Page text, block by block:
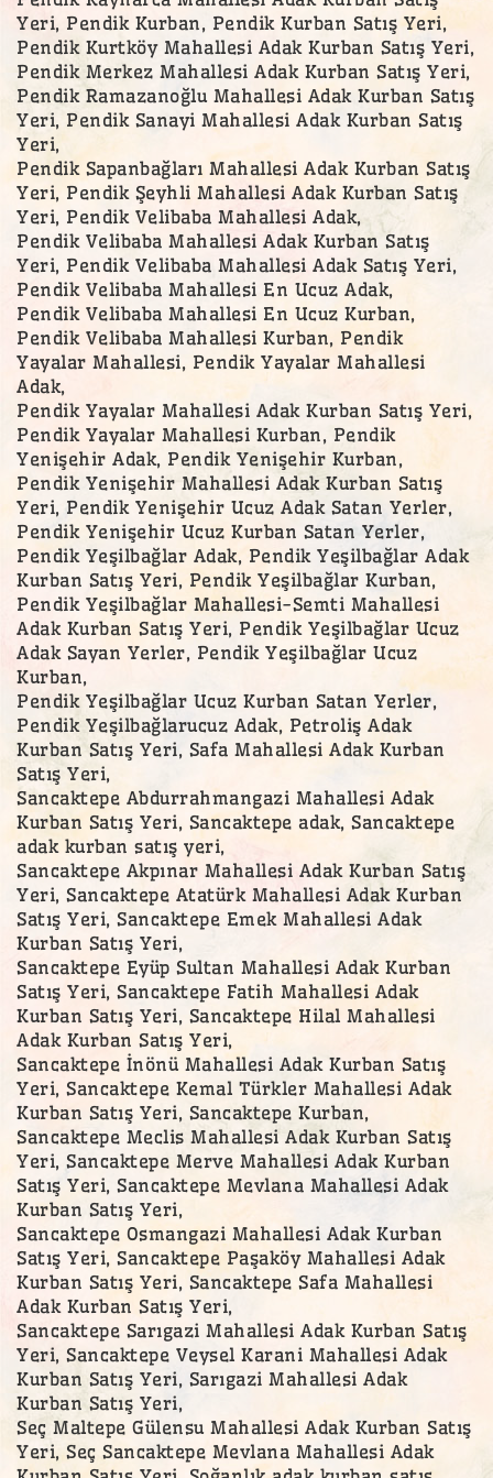
Yeri, Pendik Kurban, Pendik Kurban Satış Yeri,
Pendik Kurtköy Mahallesi Adak Kurban Satış Yeri,
Pendik Merkez Mahallesi Adak Kurban Satış Yeri,
Pendik Ramazanoğlu Mahallesi Adak Kurban Satış
Yeri, Pendik Sanayi Mahallesi Adak Kurban Satış
Yeri,
Pendik Sapanbağları Mahallesi Adak Kurban Satış
Yeri, Pendik Şeyhli Mahallesi Adak Kurban Satış
Yeri, Pendik Velibaba Mahallesi Adak,
Pendik Velibaba Mahallesi Adak Kurban Satış
Yeri, Pendik Velibaba Mahallesi Adak Satış Yeri,
Pendik Velibaba Mahallesi En Ucuz Adak,
Pendik Velibaba Mahallesi En Ucuz Kurban,
Pendik Velibaba Mahallesi Kurban, Pendik
Yayalar Mahallesi, Pendik Yayalar Mahallesi
Adak,
Pendik Yayalar Mahallesi Adak Kurban Satış Yeri,
Pendik Yayalar Mahallesi Kurban, Pendik
Yenişehir Adak, Pendik Yenişehir Kurban,
Pendik Yenişehir Mahallesi Adak Kurban Satış
Yeri, Pendik Yenişehir Ucuz Adak Satan Yerler,
Pendik Yenişehir Ucuz Kurban Satan Yerler,
Pendik Yeşilbağlar Adak, Pendik Yeşilbağlar Adak
Kurban Satış Yeri, Pendik Yeşilbağlar Kurban,
Pendik Yeşilbağlar Mahallesi-Semti Mahallesi
Adak Kurban Satış Yeri, Pendik Yeşilbağlar Ucuz
Adak Sayan Yerler, Pendik Yeşilbağlar Ucuz
Kurban,
Pendik Yeşilbağlar Ucuz Kurban Satan Yerler,
Pendik Yeşilbağlarucuz Adak, Petroliş Adak
Kurban Satış Yeri, Safa Mahallesi Adak Kurban
Satış Yeri,
Sancaktepe Abdurrahmangazi Mahallesi Adak
Kurban Satış Yeri, Sancaktepe adak, Sancaktepe
adak kurban satış yeri,
Sancaktepe Akpınar Mahallesi Adak Kurban Satış
Yeri, Sancaktepe Atatürk Mahallesi Adak Kurban
Satış Yeri, Sancaktepe Emek Mahallesi Adak
Kurban Satış Yeri,
Sancaktepe Eyüp Sultan Mahallesi Adak Kurban
Satış Yeri, Sancaktepe Fatih Mahallesi Adak
Kurban Satış Yeri, Sancaktepe Hilal Mahallesi
Adak Kurban Satış Yeri,
Sancaktepe İnönü Mahallesi Adak Kurban Satış
Yeri, Sancaktepe Kemal Türkler Mahallesi Adak
Kurban Satış Yeri, Sancaktepe Kurban,
Sancaktepe Meclis Mahallesi Adak Kurban Satış
Yeri, Sancaktepe Merve Mahallesi Adak Kurban
Satış Yeri, Sancaktepe Mevlana Mahallesi Adak
Kurban Satış Yeri,
Sancaktepe Osmangazi Mahallesi Adak Kurban
Satış Yeri, Sancaktepe Paşaköy Mahallesi Adak
Kurban Satış Yeri, Sancaktepe Safa Mahallesi
Adak Kurban Satış Yeri,
Sancaktepe Sarıgazi Mahallesi Adak Kurban Satış
Yeri, Sancaktepe Veysel Karani Mahallesi Adak
Kurban Satış Yeri, Sarıgazi Mahallesi Adak
Kurban Satış Yeri,
Seç Maltepe Gülensu Mahallesi Adak Kurban Satış
Yeri, Seç Sancaktepe Mevlana Mahallesi Adak